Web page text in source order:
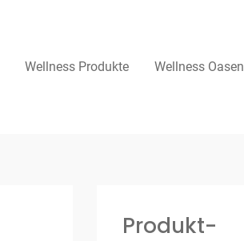
Wellness Produkte Wellness
Produkt-